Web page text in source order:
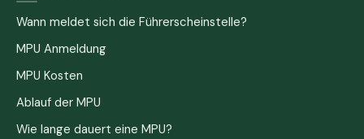
Wann meldet sich die Führerscheinstelle?
MPU Anmeldung
MPU Kosten
Ablauf der MPU
Wie lange dauert eine MPU?